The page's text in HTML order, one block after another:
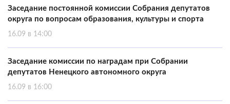
Заседание постоянной комиссии Собрания депутатов
округа по вопросам образования, культуры и спорта
16.09 в 14:00
Заседание комиссии по наградам при Собрании
депутатов Ненецкого автономного округа
16.09 в 16:00